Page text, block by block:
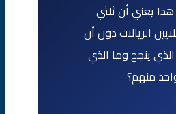
يعني أن ثلثي
الريالات دون أن
ينجح وما الذي
منهم؟